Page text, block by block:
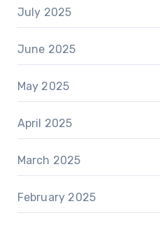
July 2025
June 2025
May 2025
April 2025
March 2025
February 2025